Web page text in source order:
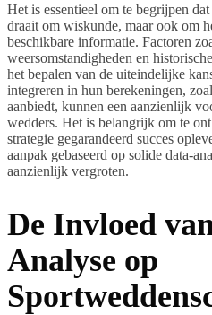
Het is essentieel om te begrijpen
draait om wiskunde, maar ook om
beschikbare informatie. Factoren
weersomstandigheden en
het bepalen van de uiteindelijke
integreren in hun berekeningen,
aanbiedt, kunnen een aanzienlijk
wedders. Het is belangrijk om te
strategie gegarandeerd succes
aanpak gebaseerd op solide data-
aanzienlijk vergroten.
De Invloed
Analyse op